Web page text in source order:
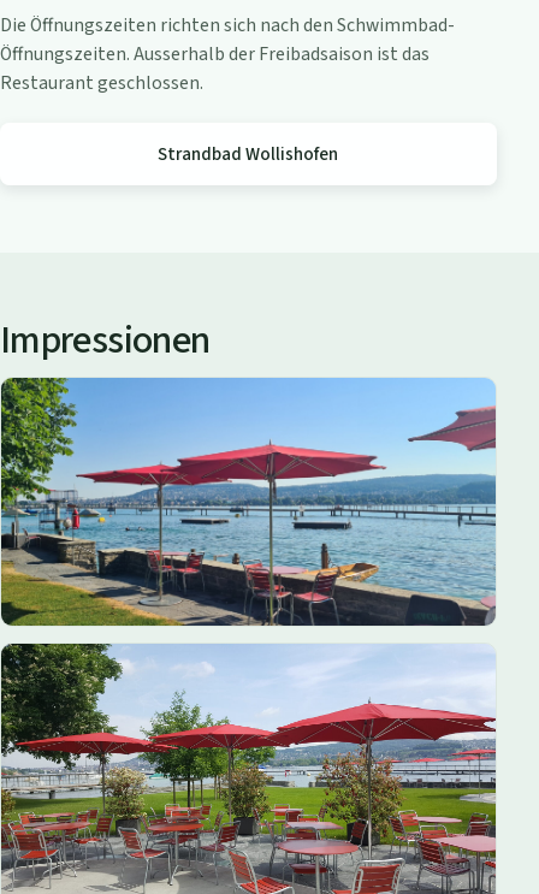
i
c
h
e
Die Öffnungszeiten richten sich nach den Schwimmbad-
Öffnungszeiten. Ausserhalb der Freibadsaison ist das
Restaurant geschlossen.
Strandbad Wollishofen
Impressionen